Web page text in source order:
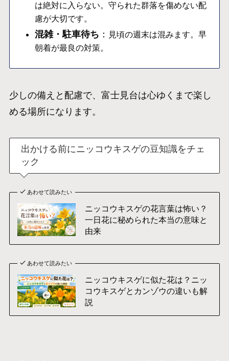
は絶対に入らない。守られた群落を傷めない配
慮が大切です。
混雑・駐車待ち ：
見頃の週末は混みます。早
朝着が最良の対策。
少しの備えと配慮で、富士見台は心ゆくまで楽し
める場所になります。
出かける前にニッコウキスゲの豆知識をチェ
ック
あわせて読みたい
ニッコウキスゲの花言葉は怖い？
一日花に秘められた本当の意味と
由来
あわせて読みたい
ニッコウキスゲに似た花は？ニッ
コウキスゲとカンゾウの違いも解
説